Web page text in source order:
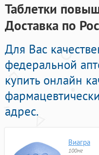
Таблетки
Доставка по
Для Вас
федеральной
купить онлайн
адрес.
Виагра
100мг